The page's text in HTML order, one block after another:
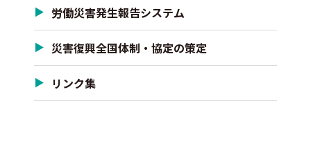
労働災害発生報告システム
災害復興全国体制・協定の策定
リンク集